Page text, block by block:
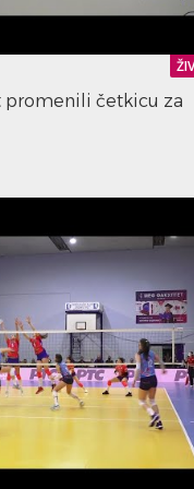
promenili četkicu za